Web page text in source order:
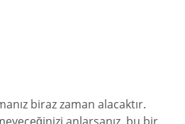
biraz zaman alacaktır.